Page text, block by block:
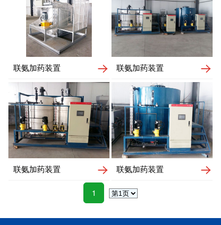
联氨加药装置 联氨加药装置
联氨加药装置 联氨加药装置
1